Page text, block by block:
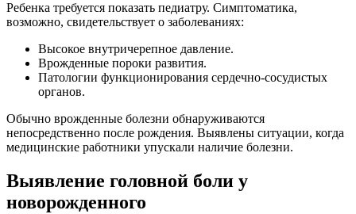
Ребенка требуется показать педиатру. Симптоматика,
возможно, свидетельствует о заболеваниях:
Высокое внутричерепное давление.
Врожденные пороки развития.
Патологии функционирования сердечно-сосудистых
органов.
Обычно врожденные болезни обнаруживаются
непосредственно после рождения. Выявлены ситуации, когда
медицинские работники упускали наличие болезни.
Выявление головной боли у
новорожденного